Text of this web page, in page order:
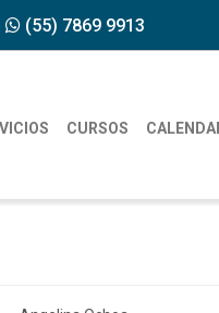
(55) 7869 9913
CURSOS